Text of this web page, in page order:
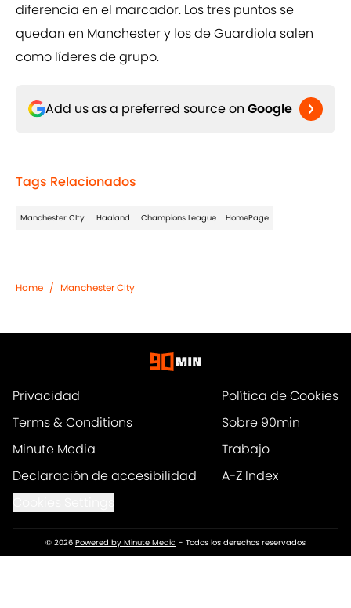
diferencia en el marcador. Los tres puntos se
quedan en Manchester y los de Guardiola salen
como líderes de grupo.
Add us as a preferred source on Google
Tags Relacionados
Manchester CIty Haaland Champions League HomePage
Home / Manchester CIty
Privacidad
Política de Cookies
Terms & Conditions
Sobre 90min
Minute Media
Trabajo
Declaración de accesibilidad
A-Z Index
© 2026 Powered by Minute Media - Todos los derechos reservados